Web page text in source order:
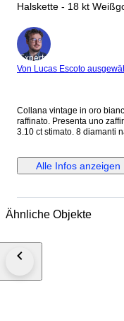
Halskette - 18 kt
Experte
Von Lucas Escoto
Collana vintage in oro
raffinato. Presenta uno
3.10 ct stimato. 8 diamanti
con spedizione tracciata e
d'autenticità dell'oggetto
Alle Infos anzeigen
Ähnliche Objekte